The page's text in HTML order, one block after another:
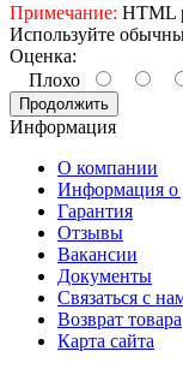
Примечание: HTML
Используйте
Оценка:
Плохо
Продолжить
Информация
О компании
Информация о
Гарантия
Отзывы
Вакансии
Документы
Связаться с
Возврат товара
Карта сайта